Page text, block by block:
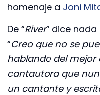
homenaje a Joni
De “River” dice
“Creo que no se
hablando del mejor
cantautora que
un cantante y